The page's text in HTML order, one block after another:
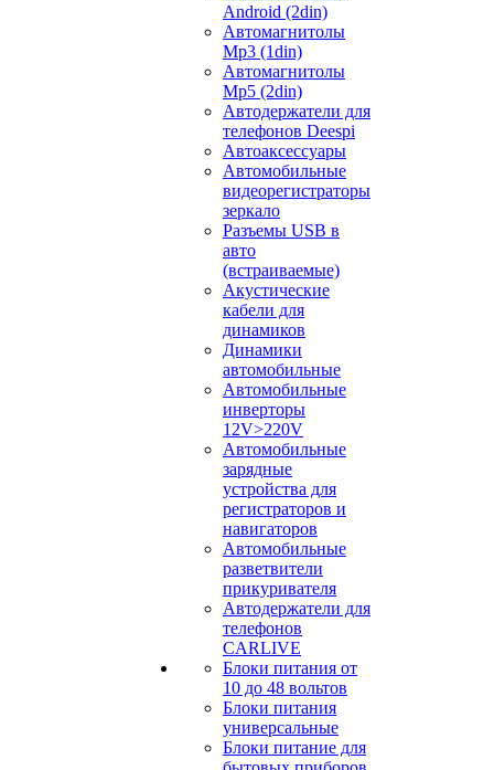
Android (2din)
Автомагнитолы
Mp3 (1din)
Автомагнитолы
Mp5 (2din)
Автодержатели для
телефонов Deespi
Автоаксессуары
Автомобильные
видеорегистраторы
зеркало
Разъемы USB в
авто
(встраиваемые)
Акустические
кабели для
динамиков
Динамики
автомобильные
Автомобильные
инверторы
12V>220V
Автомобильные
зарядные
устройства для
регистраторов и
навигаторов
Автомобильные
разветвители
прикуривателя
Автодержатели для
телефонов
CARLIVE
Блоки питания от
10 до 48 вольтов
Блоки питания
универсальные
Блоки питание для